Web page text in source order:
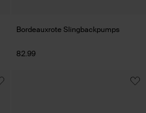
Bordeauxrote Slingbackpumps
82.99